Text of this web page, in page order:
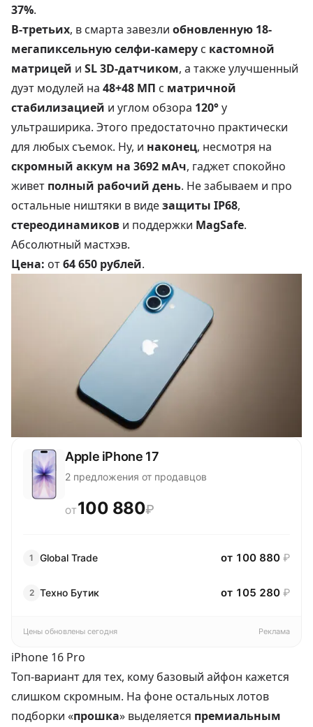
37%.
В-третьих, в смарта завезли обновленную 18-
мегапиксельную селфи-камеру с кастомной
матрицей и SL 3D-датчиком, а также улучшенный
дуэт модулей на 48+48 МП с матричной
стабилизацией и углом обзора 120°у
ультраширика. Этого предостаточно практически
для любых съемок. Ну, и наконец, несмотря на
скромный аккум на 3692 мАч, гаджет спокойно
живет полный рабочий день. Не забываем и про
остальные ништяки в видезащиты IP68,
стереодинамиков и поддержки MagSafe.
Абсолютный мастхэв.
Цена: от64 650 рублей.
Apple iPhone 17
2 предложения от продавцов
ОТ 100 880₽
1 Global Trаde от 100 880 ₽
2 Техно Бутик от 105 280 ₽
Цены обновлены сегодня Реклама
iPhone 16 Pro
Топ-вариант для тех, кому базовый айфон кажется
слишком скромным. На фоне остальных лотов
подборки «прошка» выделяется премиальным